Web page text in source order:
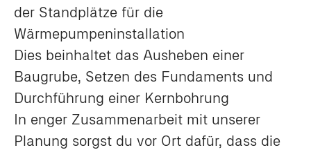
der Standplätze für die
Wärmepumpeninstallation
Dies beinhaltet das Ausheben einer
Baugrube, Setzen des Fundaments und
Durchführung einer Kernbohrung
In enger Zusammenarbeit mit unserer
Planung sorgst du vor Ort dafür, dass die